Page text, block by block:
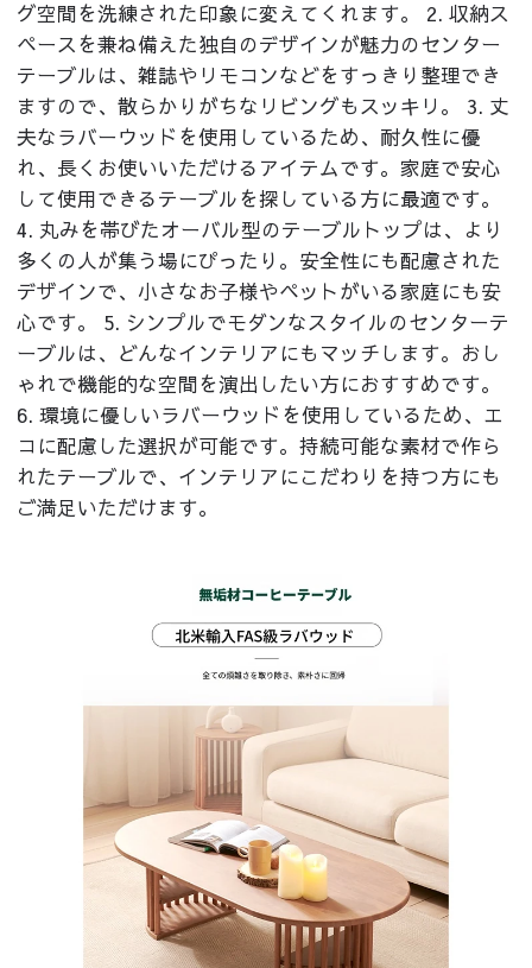
グ空間を洗練された印象に変えてくれます。 2. 収納ス
ペースを兼ね備えた独自のデザインが魅力のセンター
テーブルは、雑誌やリモコンなどをすっきり整理でき
ますので、散らかりがちなリビングもスッキリ。 3. 丈
夫なラバーウッドを使用しているため、耐久性に優
れ、長くお使いいただけるアイテムです。家庭で安心
して使用できるテーブルを探している方に最適です。
4. 丸みを帯びたオーバル型のテーブルトップは、より
多くの人が集う場にぴったり。安全性にも配慮された
デザインで、小さなお子様やペットがいる家庭にも安
心です。 5. シンプルでモダンなスタイルのセンターテ
ーブルは、どんなインテリアにもマッチします。おし
ゃれで機能的な空間を演出したい方におすすめです。
6. 環境に優しいラバーウッドを使用しているため、エ
コに配慮した選択が可能です。持続可能な素材で作ら
れたテーブルで、インテリアにこだわりを持つ方にも
ご満足いただけます。